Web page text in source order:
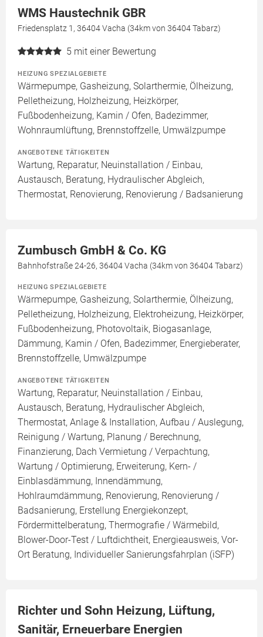
WMS Haustechnik GBR
Friedensplatz 1, 36404 Vacha (34km von 36404 Tabarz)
5 mit einer Bewertung
HEIZUNG SPEZIALGEBIETE
Wärmepumpe, Gasheizung, Solarthermie, Ölheizung,
Pelletheizung, Holzheizung, Heizkörper,
Fußbodenheizung, Kamin / Ofen, Badezimmer,
Wohnraumlüftung, Brennstoffzelle, Umwälzpumpe
ANGEBOTENE TÄTIGKEITEN
Wartung, Reparatur, Neuinstallation / Einbau,
Austausch, Beratung, Hydraulischer Abgleich,
Thermostat, Renovierung, Renovierung / Badsanierung
Zumbusch GmbH & Co. KG
Bahnhofstraße 24-26, 36404 Vacha (34km von 36404 Tabarz)
HEIZUNG SPEZIALGEBIETE
Wärmepumpe, Gasheizung, Solarthermie, Ölheizung,
Pelletheizung, Holzheizung, Elektroheizung, Heizkörper,
Fußbodenheizung, Photovoltaik, Biogasanlage,
Dämmung, Kamin / Ofen, Badezimmer, Energieberater,
Brennstoffzelle, Umwälzpumpe
ANGEBOTENE TÄTIGKEITEN
Wartung, Reparatur, Neuinstallation / Einbau,
Austausch, Beratung, Hydraulischer Abgleich,
Thermostat, Anlage & Installation, Aufbau / Auslegung,
Reinigung / Wartung, Planung / Berechnung,
Finanzierung, Dach Vermietung / Verpachtung,
Wartung / Optimierung, Erweiterung, Kern- /
Einblasdämmung, Innendämmung,
Hohlraumdämmung, Renovierung, Renovierung /
Badsanierung, Erstellung Energiekonzept,
Fördermittelberatung, Thermografie / Wärmebild,
Blower-Door-Test / Luftdichtheit, Energieausweis, Vor-
Ort Beratung, Individueller Sanierungsfahrplan (iSFP)
Richter und Sohn Heizung, Lüftung,
Sanitär, Erneuerbare Energien